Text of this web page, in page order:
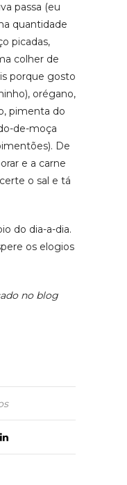
passa (eu
quantidade
picadas,
colher de
porque gosto
orégano,
pimenta do
de-moça
De
e a carne
o sal e tá
do dia-a-dia.
os elogios
no blog